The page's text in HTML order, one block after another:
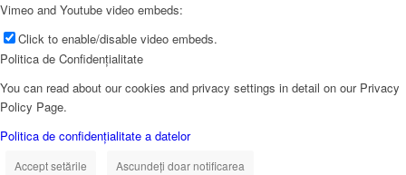
Vimeo and Youtube video embeds:
Click to enable/disable video embeds.
Politica de Confidențialitate
You can read about our cookies and privacy settings in detail on our Privacy
Policy Page.
Politica de confidențialitate a datelor
Accept setările Ascundeți doar notificarea